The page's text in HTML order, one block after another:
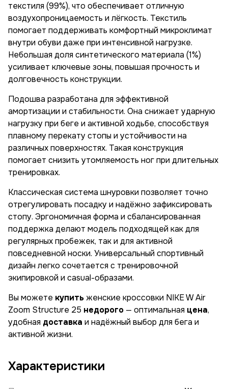
текстиля (99%), что обеспечивает отличную
воздухопроницаемость и лёгкость. Текстиль
помогает поддерживать комфортный микроклимат
внутри обуви даже при интенсивной нагрузке.
Небольшая доля синтетического материала (1%)
усиливает ключевые зоны, повышая прочность и
долговечность конструкции.
Подошва разработана для эффективной
амортизации и стабильности. Она снижает ударную
нагрузку при беге и активной ходьбе, способствуя
плавному перекату стопы и устойчивости на
различных поверхностях. Такая конструкция
помогает снизить утомляемость ног при длительных
тренировках.
Классическая система шнуровки позволяет точно
отрегулировать посадку и надёжно зафиксировать
стопу. Эргономичная форма и сбалансированная
поддержка делают модель подходящей как для
регулярных пробежек, так и для активной
повседневной носки. Универсальный спортивный
дизайн легко сочетается с тренировочной
экипировкой и casual-образами.
Вы можете купитьженские кроссовки NIKE W Air
Zoom Structure 25 недорого — оптимальная цена,
удобная доставка и надёжный выбор для бега и
активной жизни.
Характеристики